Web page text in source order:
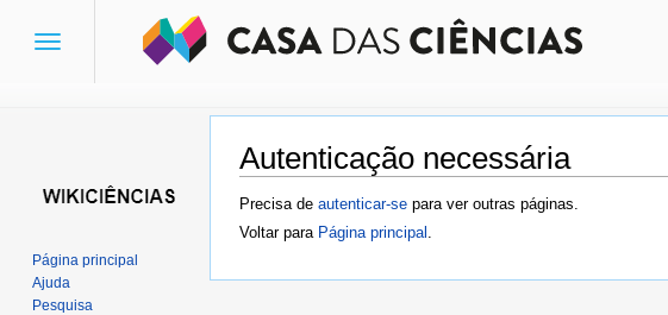
Autenticação necessária
Ir para:navegação,pesquisa
Precisa de autenticar-se para ver outras páginas.
Voltar para Página principal
Toggle
Página principal
Ajuda
Pesquisa